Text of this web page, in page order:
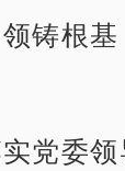
铸根
党委